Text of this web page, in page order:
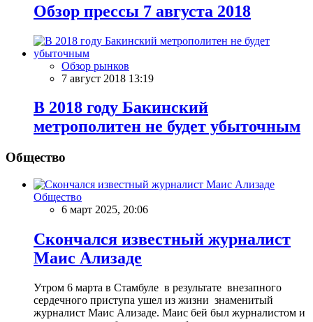
Обзор прессы 7 августа 2018
Обзор рынков
7 август 2018 13:19
В 2018 году Бакинский
метрополитен не будет убыточным
Общество
Общество
6 март 2025, 20:06
Скончался известный журналист
Маис Ализаде
Утром 6 марта в Стамбуле в результате внезапного
сердечного приступа ушел из жизни знаменитый
журналист Маис Ализаде. Маис бей был журналистом и